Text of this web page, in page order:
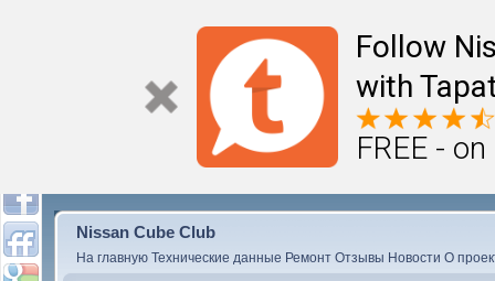
Follow
with
FREE -
Nissan Cube Club
На главную Технические данные Ремонт Отзывы Новости О